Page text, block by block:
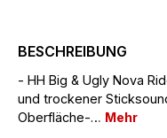
BESCHREIBUNG
- HH Big & Ugly Nova
und trockener
Oberfläche-… Mehr